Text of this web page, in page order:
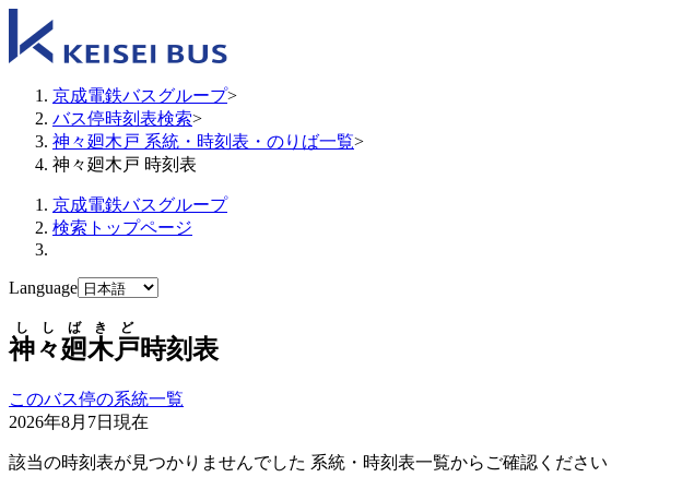
京成電鉄バスグループ>
バス停時刻表検索>
神々廻木戸 系統・時刻表・のりば一覧>
神々廻木戸 時刻表
京成電鉄バスグループ
検索トップページ
Language
神々廻木戸
ししばきど
時刻表
このバス停の系統一覧
2026年8月7日 現在
該当の時刻表が見つかりませんでした 系統・時刻表一覧からご確認ください